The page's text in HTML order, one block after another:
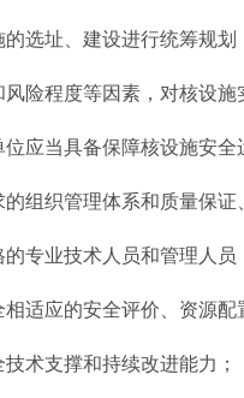
址、建设进行统筹规划
程度等因素，对核设施
当具备保障核设施安全
织管理体系和质量保证
业技术人员和管理人员
应的安全评价、资源配
支撑和持续改进能力；